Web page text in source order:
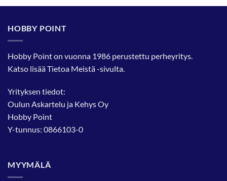
HOBBY POINT
Hobby Point on vuonna 1986 perustettu perheyritys.
Katso lisääTietoa Meistä-sivulta.
Yrityksen tiedot:
Oulun Askartelu ja Kehys Oy
Hobby Point
Y-tunnus: 0866103-0
MYYMÄLÄ